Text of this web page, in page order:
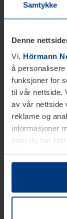
Samtykke
Denne
Vi, Hörmann
å
funksjoner for
til vår nettside.
av vår nettside
reklame og
informasjoner
som du har
bruk av
Etter loven kan
datamaskin,
trenger vi din
tilbakekalle